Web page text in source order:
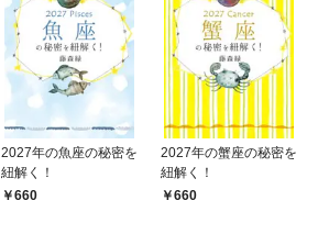
2027年の魚座の秘密を
紐解く！
660
2027年の蟹座の秘密を
紐解く！
660